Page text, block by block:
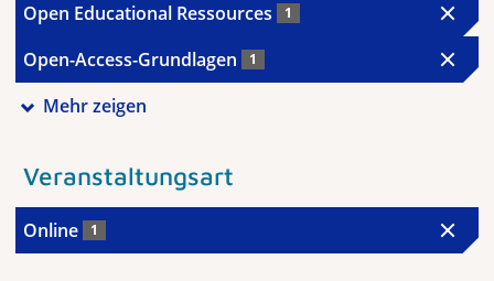
Open Educational Ressources 1
Open-Access-Grundlagen 1
Mehr zeigen
Veranstaltungsart
Online 1